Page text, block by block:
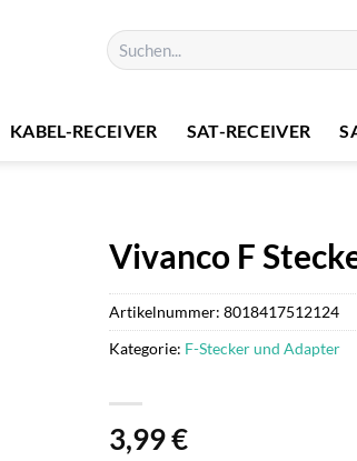
Suchen
nach:
KABEL-RECEIVER SAT-RECEIVER
Vivanco F
3,99€
Artikelnummer: 8018417512124
Kategorie: F-Stecker und Adapter